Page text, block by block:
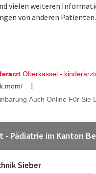
vielen weiteren
von anderen Patienten.
- Pädiatrie im Kanton
Sieber